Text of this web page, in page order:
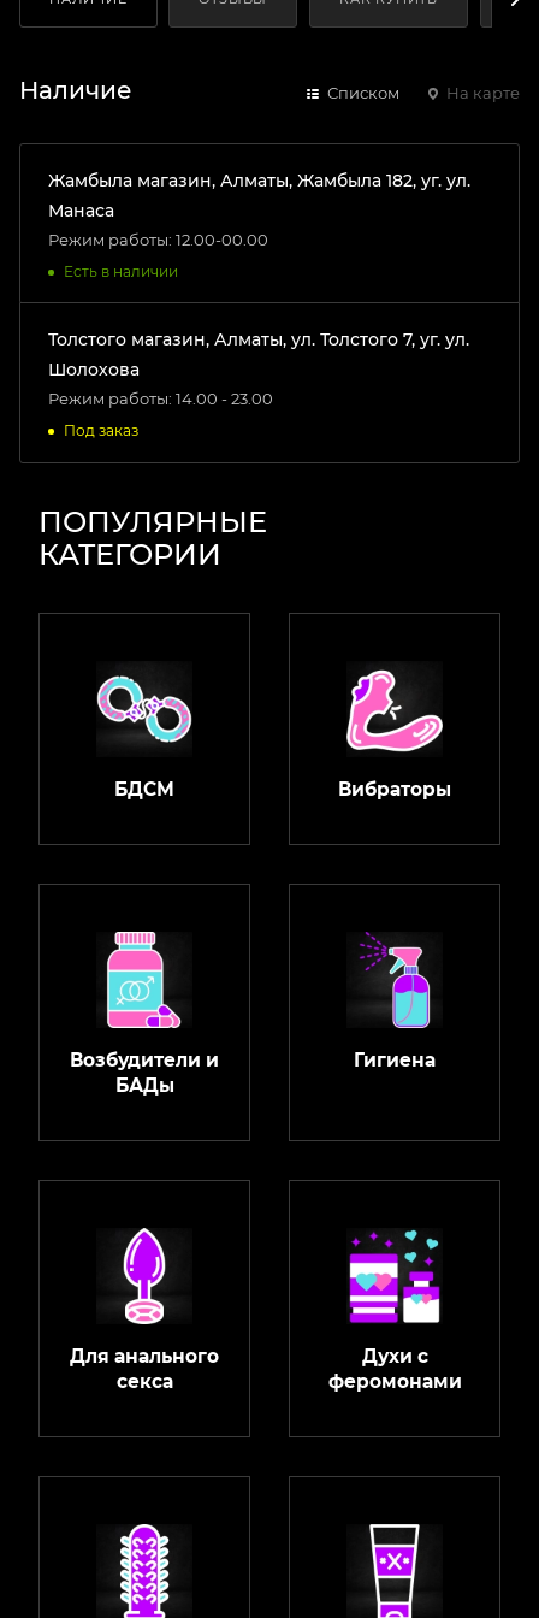
Наличие Списком На карте
Жамбыла магазин, Алматы, Жамбыла 182, уг. ул.
Манаса
Режим работы: 12.00-00.00
Есть в наличии
Толстого магазин, Алматы, ул. Толстого 7, уг. ул.
Шолохова
Режим работы: 14.00 - 23.00
Под заказ
ПОПУЛЯРНЫЕ
КАТЕГОРИИ
БДСМ Вибраторы
Возбудители и
БАДы
Гигиена
Для анального
секса
Духи с
феромонами